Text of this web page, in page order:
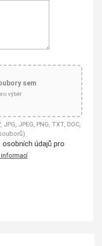
sem
výběr
JPEG, PNG, TXT, DOC,
údajů pro
informací